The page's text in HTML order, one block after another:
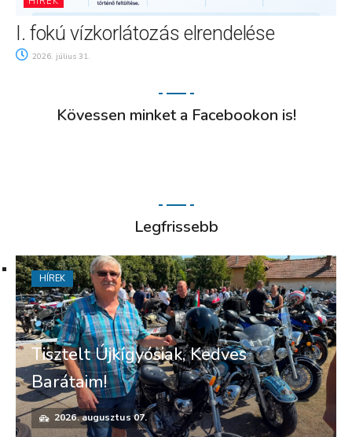
I. fokú vízkorlátozás elrendelése
2026. július 31.
Kövessen minket a Facebookon is!
Legfrissebb
Tisztelt Újkígyósiak, Kedves
Barátaim!
2026. augusztus 07.
HÍREK